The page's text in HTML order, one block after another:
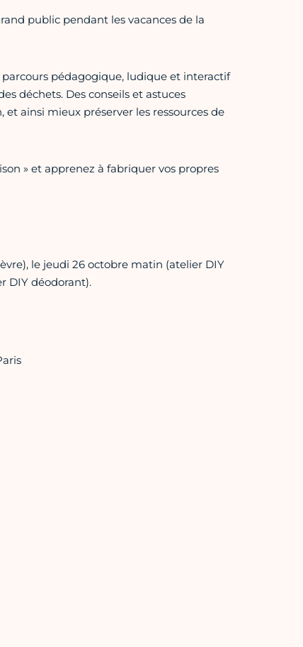
public pendant les vacances de la
pédagogique, ludique et interactif
déchets. Des conseils et astuces
ainsi mieux préserver les ressources de
» et apprenez à fabriquer vos propres
le jeudi 26 octobre matin (atelier DIY
DIY déodorant).